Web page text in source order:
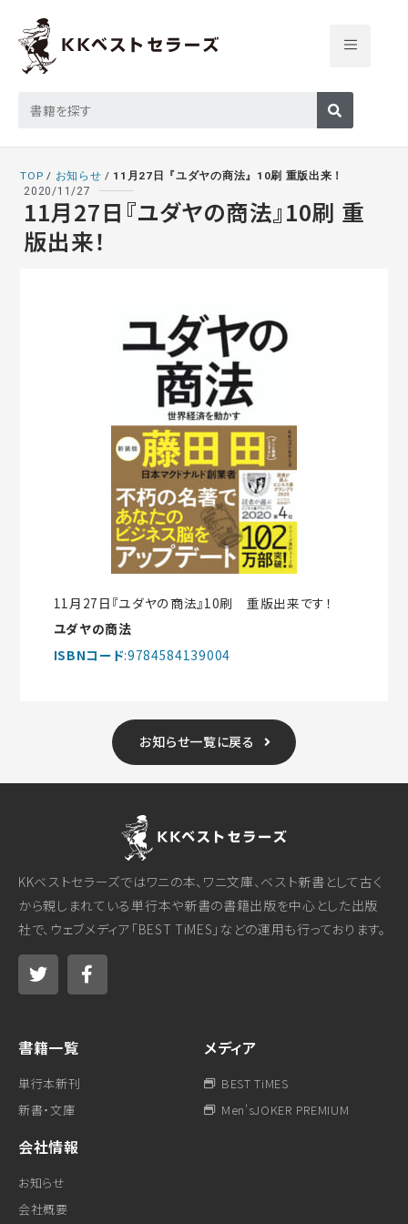
TOP / お知らせ / 11月27日『ユダヤの商法』10刷 重版出来！
2020/11/27
11月27日『ユダヤの商法』10刷 重
版出来！
11月27日『ユダヤの商法』10刷 重版出来です！
ユダヤの商法
ISBNコード:9784584139004
お知らせ一覧に戻る
KKベストセラーズではワニの本、ワニ文庫、ベスト新書として古く
から親しまれている単行本や新書の書籍出版を中心とした出版
社で、ウェブメディア「BEST TiMES」などの運用も行っております。
書籍一覧
単行本新刊
新書・文庫
メディア
BEST TiMES
Men'sJOKER PREMIUM
会社情報
お知らせ
会社概要